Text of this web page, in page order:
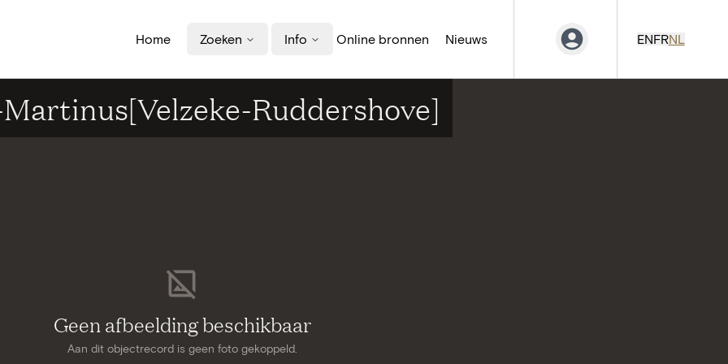
Home Zoeken Info Online bronnen Nieuws ENFRNL
Geen afbeelding beschikbaar
Aan dit objectrecord is geen foto gekoppeld.
Ruddershove]